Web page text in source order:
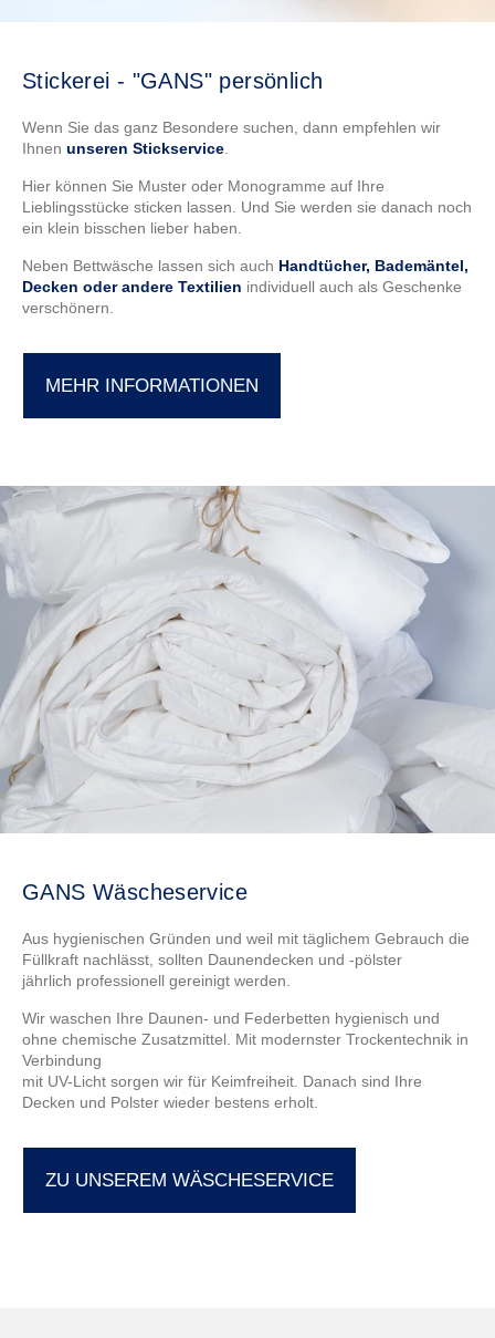
Stickerei - "GANS" persönlich
Wenn Sie das ganz Besondere suchen, dann empfehlen wir
Ihnen unseren Stickservice.
Hier können Sie Muster oder Monogramme auf Ihre
Lieblingsstücke sticken lassen. Und Sie werden sie danach noch
ein klein bisschen lieber haben.
Neben Bettwäsche lassen sich auch Handtücher, Bademäntel,
Decken oder andere Textilien individuell auch als Geschenke
verschönern.
MEHR INFORMATIONEN
GANS Wäscheservice
Aus hygienischen Gründen und weil mit täglichem Gebrauch die
Füllkraft nachlässt, sollten Daunendecken und -pölster
jährlich professionell gereinigt werden.
Wir waschen Ihre Daunen- und Federbetten hygienisch und
ohne chemische Zusatzmittel. Mit modernster Trockentechnik in
Verbindung
mit UV-Licht sorgen wir für Keimfreiheit. Danach sind Ihre
Decken und Polster wieder bestens erholt.
ZU UNSEREM WÄSCHESERVICE